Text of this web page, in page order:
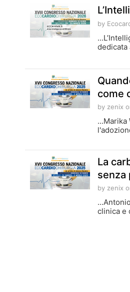
by
dedicata
come
by zenix
La
senza
by zenix
clinica e